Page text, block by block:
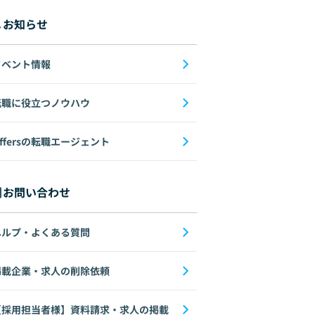
お知らせ
ント情報
に役立つノウハウ
の転職エージェント
お問い合わせ
プ・よくある質問
企業・求人の削除依頼
用担当者様】資料請求・求人の掲載